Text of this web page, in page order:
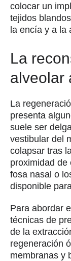
colocar un
tejidos
la encía y a la
La
alveolar
La
presenta
suele ser
vestibular del
colapsar tras
proximidad de
fosa nasal o
disponible
Para abordar
técnicas de
de la
regeneración
membranas y